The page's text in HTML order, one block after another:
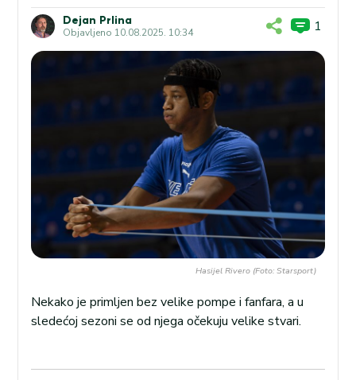
Dejan Prlina
Objavljeno 10.08.2025. 10:34 1
Hasijel Rivero (Foto: Starsport)
Nekako je primljen bez velike pompe i fanfara, a u
sledećoj sezoni se od njega očekuju velike stvari.